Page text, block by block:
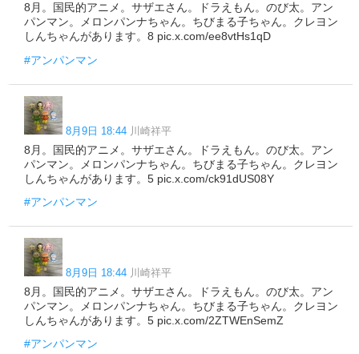
8月。国民的アニメ。サザエさん。ドラえもん。のび太。アン
パンマン。メロンパンナちゃん。ちびまる子ちゃん。クレヨン
しんちゃんがあります。8 pic.x.com/ee8vtHs1qD
#アンパンマン
8月9日 18:44 川崎祥平
8月。国民的アニメ。サザエさん。ドラえもん。のび太。アン
パンマン。メロンパンナちゃん。ちびまる子ちゃん。クレヨン
しんちゃんがあります。5 pic.x.com/ck91dUS08Y
#アンパンマン
8月9日 18:44 川崎祥平
8月。国民的アニメ。サザエさん。ドラえもん。のび太。アン
パンマン。メロンパンナちゃん。ちびまる子ちゃん。クレヨン
しんちゃんがあります。5 pic.x.com/2ZTWEnSemZ
#アンパンマン